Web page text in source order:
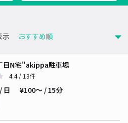
示
目N宅"akippa駐車場
4.4/ 13件
/ 日 ¥100〜 / 15分